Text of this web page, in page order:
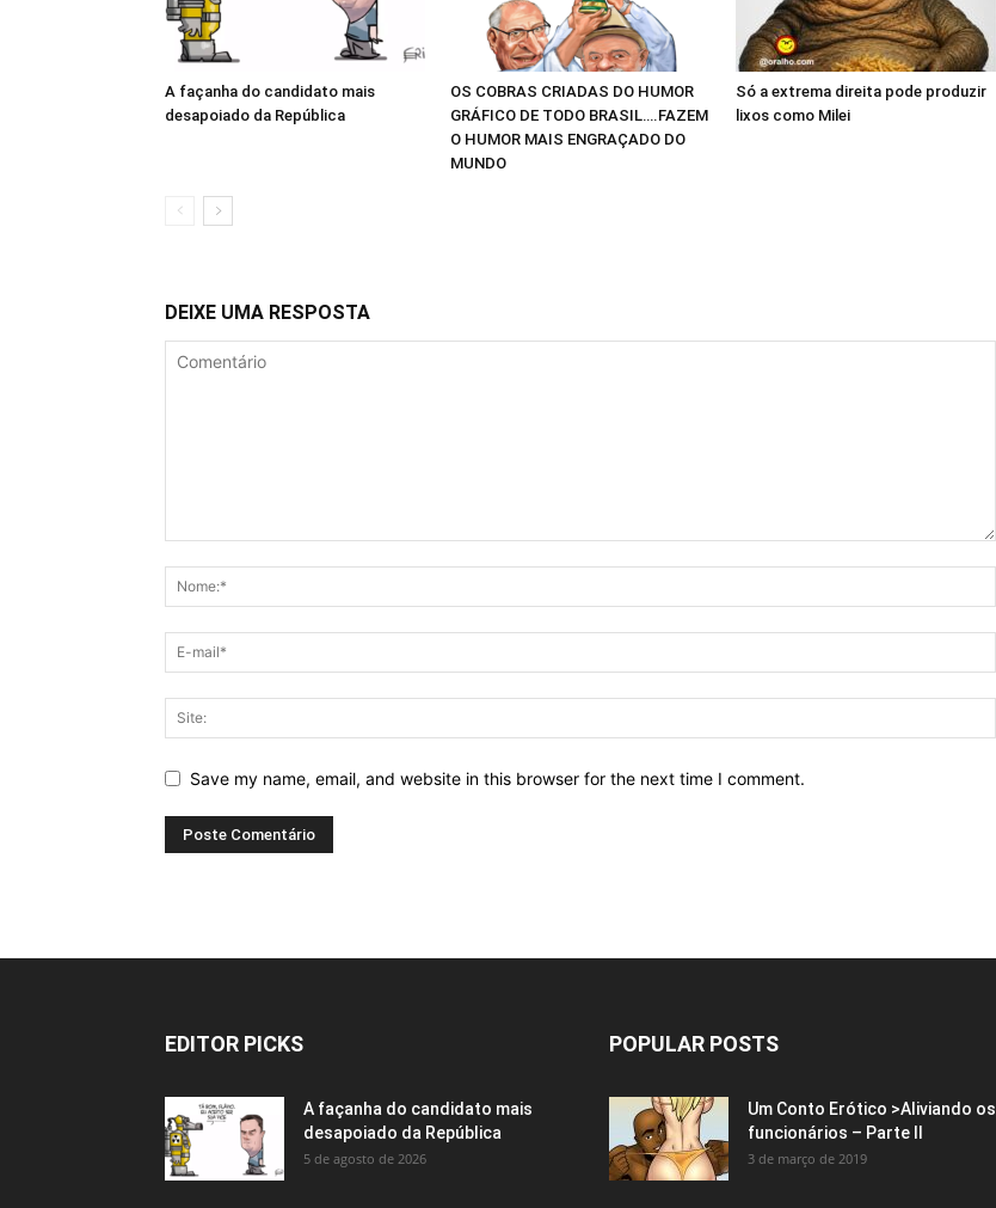
A façanha do candidato mais
desapoiado da República
OS COBRAS CRIADAS DO HUMOR
GRÁFICO DE TODO BRASIL….FAZEM
O HUMOR MAIS ENGRAÇADO DO
MUNDO
Só a extrema direita pode produzir
lixos como Milei
DEIXE UMA RESPOSTA
Save my name, email, and website in this browser for the next time I comment.
EDITOR PICKS
A façanha do candidato mais
desapoiado da República
5 de agosto de 2026
POPULAR POSTS
Um Conto Erótico >Aliviando os
funcionários – Parte II
3 de março de 2019